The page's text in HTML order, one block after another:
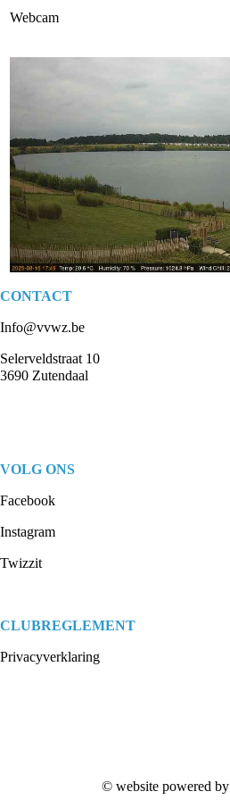
Webcam
CONTACT
Info@vvwz.be
Selerveldstraat 10
3690 Zutendaal
VOLG ONS
Facebook
Instagram
Twizzit
CLUBREGLEMENT
Privacyverklaring
© website powered by